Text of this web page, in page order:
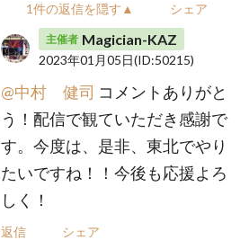
1件の返信を隠す▲ シェア
主催者 Magician-KAZ
2023年01月05日(ID:50215)
@中村 健司 コメントありがと
う！配信で観ていただき感謝で
す。今度は、是非、東北でやり
たいですね！！今後も応援よろ
しく！
返信 シェア